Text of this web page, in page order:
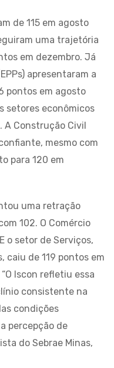
de 115 em agosto
uma trajetória
em dezembro. Já
apresentaram a
pontos em agosto
setores econômicos
A Construção Civil
mesmo com
para 120 em
uma retração
102. O Comércio
o setor de Serviços,
caiu de 119 pontos em
Iscon refletiu essa
consistente na
condições
percepção de
do Sebrae Minas,